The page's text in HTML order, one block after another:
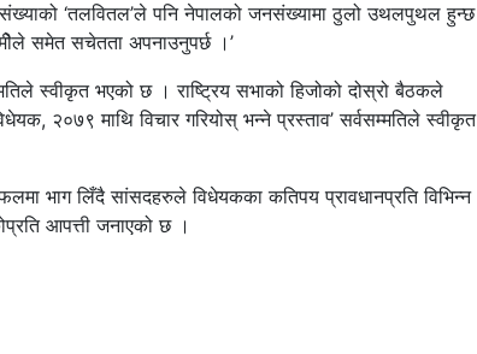
‘तलवितल’ले पनि नेपालको जनसंख्यामा ठुलो उथलपुथल हुन्छ
समेत सचेतता अपनाउनुपर्छ ।’
स्वीकृत भएको छ । राष्ट्रिय सभाको हिजोको दोस्रो बैठकले
२०७९ माथि विचार गरियोस् भन्ने प्रस्ताव’ सर्वसम्मतिले स्वीकृत
भाग लिँदै सांसदहरुले विधेयकका कतिपय प्रावधानप्रति विभिन्न
आपत्ती जनाएको छ ।